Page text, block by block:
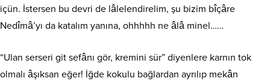
içün. İstersen bu devri de lâlelendirelim, şu bizim bîçâre
Nedîmâ’yı da katalım yanına, ohhhhh ne âlâ minel……
“Ulan serseri git sefânı gör, kremini sür” diyenlere karnın tok
olmalı âşıksan eğer! İğde kokulu bağlardan ayrılıp mekân